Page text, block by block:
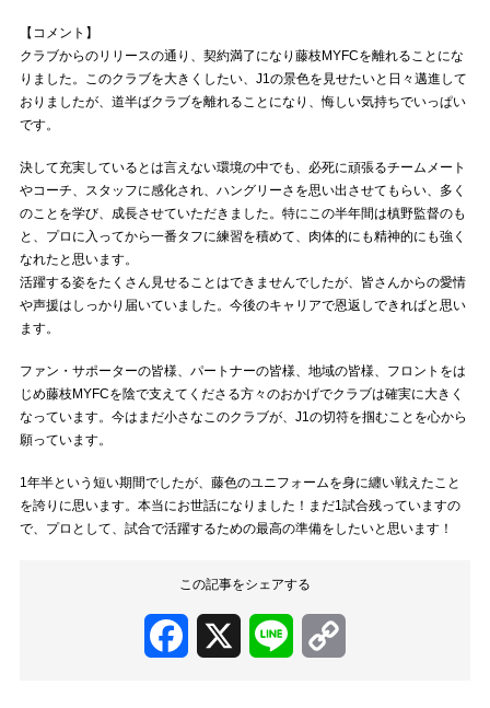
【コメント】
クラブからのリリースの通り、契約満了になり藤枝MYFCを離れることにな
りました。このクラブを大きくしたい、J1の景色を見せたいと日々邁進して
おりましたが、道半ばクラブを離れることになり、悔しい気持ちでいっぱい
です。
決して充実しているとは言えない環境の中でも、必死に頑張るチームメート
やコーチ、スタッフに感化され、ハングリーさを思い出させてもらい、多く
のことを学び、成長させていただきました。特にこの半年間は槙野監督のも
と、プロに入ってから一番タフに練習を積めて、肉体的にも精神的にも強く
なれたと思います。
活躍する姿をたくさん見せることはできませんでしたが、皆さんからの愛情
や声援はしっかり届いていました。今後のキャリアで恩返しできればと思い
ます。
ファン・サポーターの皆様、パートナーの皆様、地域の皆様、フロントをは
じめ藤枝MYFCを陰で支えてくださる方々のおかげでクラブは確実に大きく
なっています。今はまだ小さなこのクラブが、J1の切符を掴むことを心から
願っています。
1年半という短い期間でしたが、藤色のユニフォームを身に纏い戦えたこと
を誇りに思います。本当にお世話になりました！まだ1試合残っていますの
で、プロとして、試合で活躍するための最高の準備をしたいと思います！
この記事をシェアする
Facebook Line